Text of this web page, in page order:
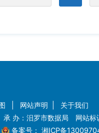
网站声明
关于我们
承 办：汨罗市数据局 网站
备案号： 湘ICP备